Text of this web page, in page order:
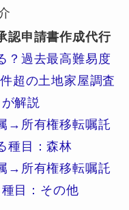
認申請書作成代行
？過去最高難易度
超の土地家屋調査
解説
→所有権移転嘱託
種目：森林
→所有権移転嘱託
目：その他